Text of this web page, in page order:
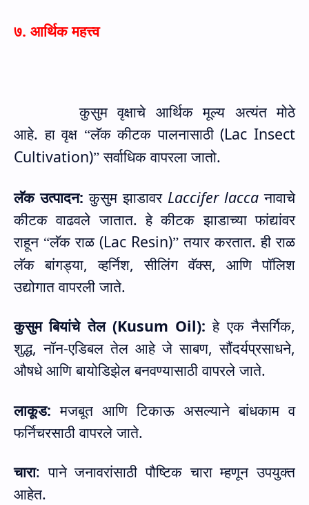
७. आर्थिक महत्त्व
कुसुम वृक्षाचे आर्थिक मूल्य अत्यंत मोठे
आहे.हा वृक्ष “लॅक कीटक पालनासाठी (Lac Insect
Cultivation)” सर्वाधिक वापरला जातो.
लॅक उत्पादन:कुसुम झाडावर Laccifer lacca नावाचे
कीटक वाढवले जातात. हे कीटक झाडाच्या फांद्यांवर
राहून “लॅक राळ (Lac Resin)” तयार करतात. ही राळ
लॅक बांगड्या,व्हर्निश,सीलिंग वॅक्स, आणि पॉलिश
उद्योगात वापरली जाते.
कुसुम बियांचे तेल (Kusum Oil): हे एक नैसर्गिक,
शुद्ध,नॉन-एडिबल तेल आहे जे साबण,सौंदर्यप्रसाधने,
औषधे आणि बायोडिझेल बनवण्यासाठी वापरले जाते.
लाकूड: मजबूत आणि टिकाऊ असल्याने बांधकाम व
फर्निचरसाठी वापरले जाते.
चारा: पाने जनावरांसाठी पौष्टिक चारा म्हणून उपयुक्त
आहेत.